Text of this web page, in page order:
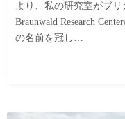
より、私の研究室がブリ
Braunwald Research
の名前を冠し…